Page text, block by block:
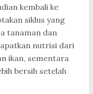
kembali ke
siklus yang
tanaman dan
nutrisi dari
ikan, sementara
bersih setelah